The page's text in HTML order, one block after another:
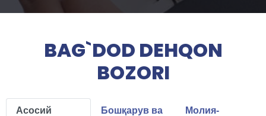
BAG`DOD DEHQON
BOZORI
Асосий
Бошқарув ва
Молия-